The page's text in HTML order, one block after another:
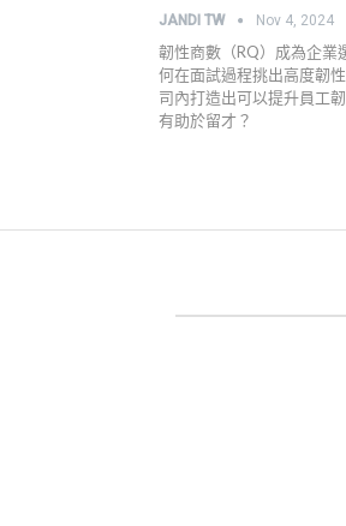
JANDI TW Nov 4, 2024
韌性商數（RQ）成為企業
何在面試過程挑出高度韌
司內打造出可以提升員工
有助於留才？